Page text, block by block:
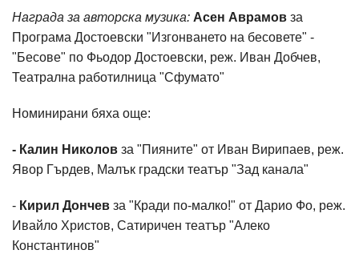
Награда за авторска музика: Асен Аврамов за
Програма Достоевски "Изгонването на бесовете" -
"Бесове" по Фьодор Достоевски, реж. Иван Добчев,
Театрална работилница "Сфумато"
Номинирани бяха още:
- Калин Николов за "Пияните" от Иван Вирипаев, реж.
Явор Гърдев, Малък градски театър "Зад канала"
- Кирил Дончев за "Кради по-малко!" от Дарио Фо, реж.
Ивайло Христов, Сатиричен театър "Алеко
Константинов"